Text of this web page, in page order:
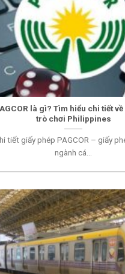
là gì? Tìm hiểu chi tiết
trò chơi Philippines
tiết giấy phép PAGCOR – giấy
ngành cá...